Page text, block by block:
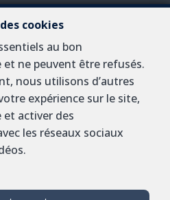
cookies
au bon
ne peuvent être refusés.
nous utilisons d’autres
expérience sur le site,
activer des
les réseaux sociaux
1000 Bruxelles – police n°
valable pour les activités
en Belgique
immobilier en Belgique
Si vous voulez en savoir
nous serons heureux de
questions à cette